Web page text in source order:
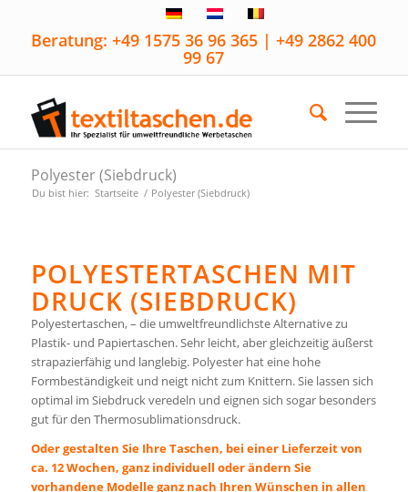
Beratung: +49 1575 36 96 365 | +49 2862 400
99 67
Polyester (Siebdruck)
Du bist hier: Startseite / Polyester (Siebdruck)
POLYESTERTASCHEN MIT
DRUCK (SIEBDRUCK)
Polyestertaschen, – die umweltfreundlichste Alternative zu
Plastik- und Papiertaschen. Sehr leicht, aber gleichzeitig äußerst
strapazierfähig und langlebig. Polyester hat eine hohe
Formbeständigkeit und neigt nicht zum Knittern. Sie lassen sich
optimal im Siebdruck veredeln und eignen sich sogar besonders
gut für den Thermosublimationsdruck.
Oder gestalten Sie Ihre Taschen, bei einer Lieferzeit von
ca. 12 Wochen, ganz individuell oder ändern Sie
vorhandene Modelle ganz nach Ihren Wünschen in allen